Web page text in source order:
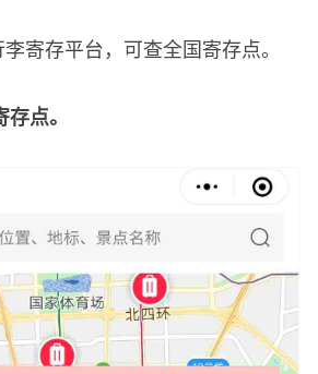
寄存平台，可查全国寄存点。
点。